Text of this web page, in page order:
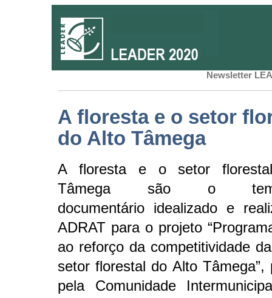
Newsletter
A floresta e o setor
do Alto Tâmega
A floresta e o setor
Tâmega são o
documentário idealizado e
ADRAT para o projeto
ao reforço da competitividade
setor florestal do Alto Tâmega”,
pela Comunidade